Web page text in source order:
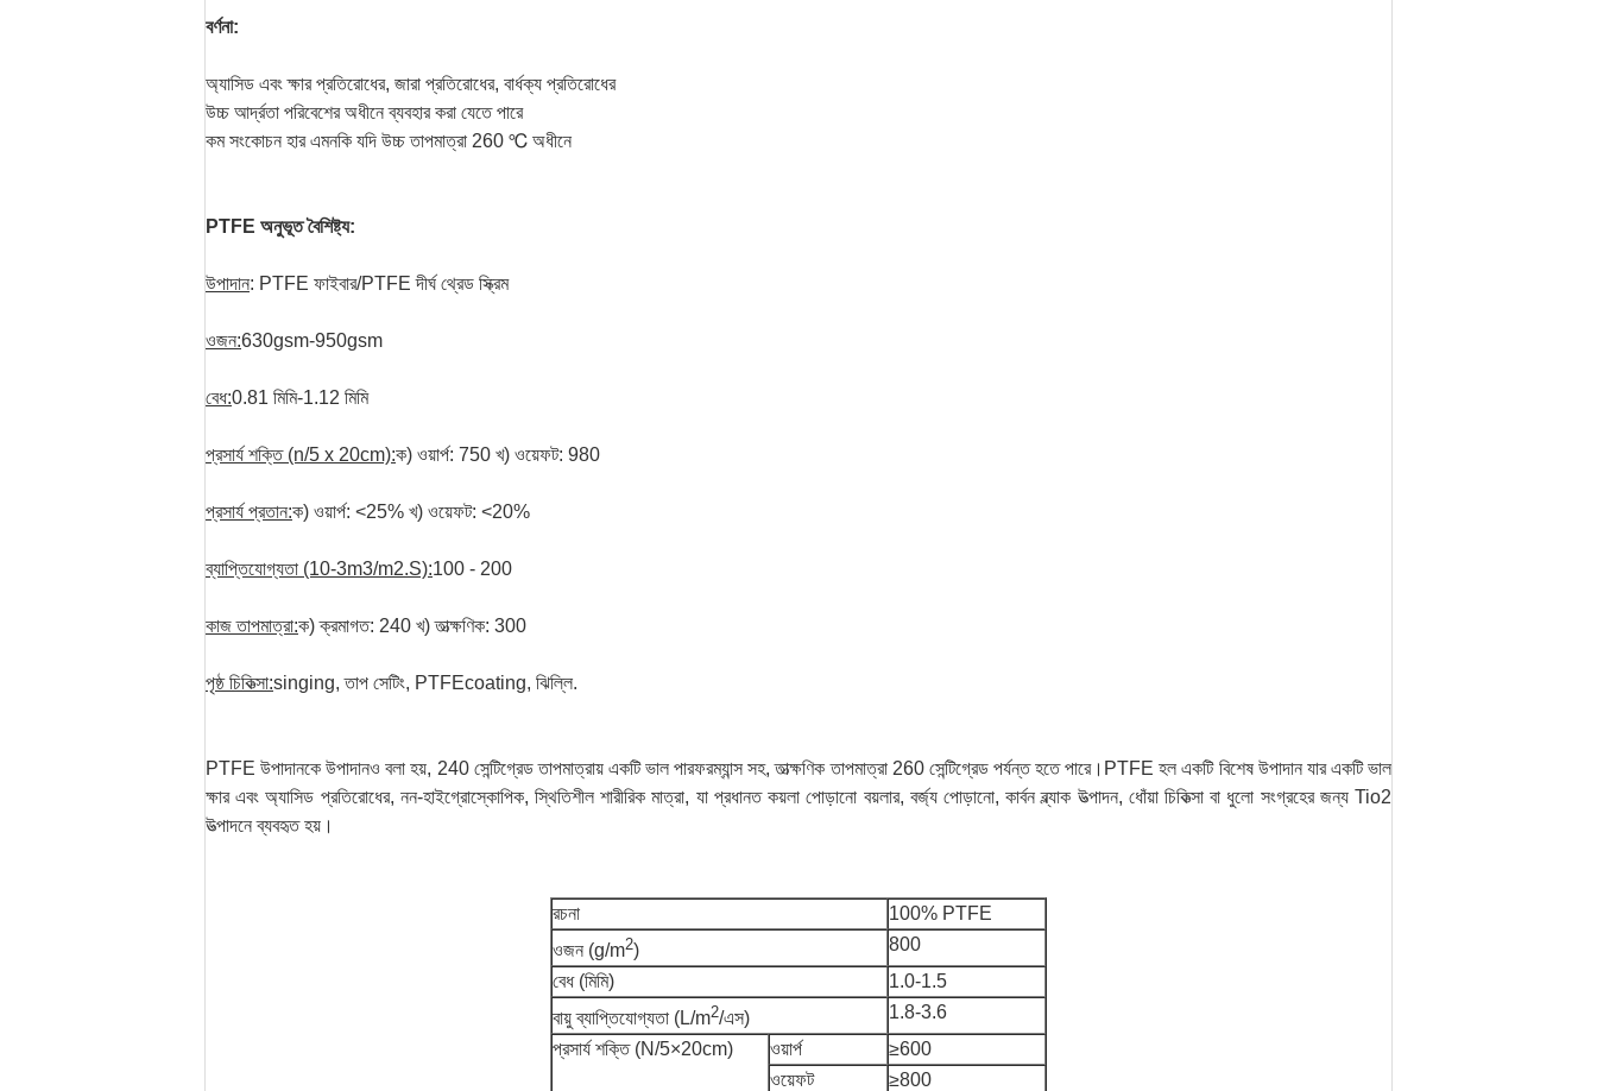
বর্ণনা:
অ্যাসিড এবং ক্ষার প্রতিরোধের, জারা প্রতিরোধের, বার্ধক্য প্রতিরোধের
উচ্চ আর্দ্রতা পরিবেশের অধীনে ব্যবহার করা যেতে পারে
কম সংকোচন হার এমনকি যদি উচ্চ তাপমাত্রা 260 ℃ অধীনে
PTFE অনুভূত বৈশিষ্ট্য:
উপাদান: PTFE ফাইবার/PTFE দীর্ঘ থ্রেড স্ক্রিম
ওজন:630gsm-950gsm
বেধ:0.81 মিমি-1.12 মিমি
প্রসার্য শক্তি (n/5 x 20cm):ক) ওয়ার্প: 750 খ) ওয়েফট: 980
প্রসার্য প্রতান:ক) ওয়ার্প: <25% খ) ওয়েফট: <20%
ব্যাপ্তিযোগ্যতা (10-3m3/m2.S):100 - 200
কাজ তাপমাত্রা:ক) ক্রমাগত: 240 খ) তাত্ক্ষণিক: 300
পৃষ্ঠ চিকিত্সা:singing, তাপ সেটিং, PTFEcoating, ঝিল্লি.
PTFE উপাদানকে উপাদানও বলা হয়, 240 সেন্টিগ্রেড তাপমাত্রায় একটি ভাল পারফরম্যান্স সহ, তাত্ক্ষণিক তাপমাত্রা 260 সেন্টিগ্রেড পর্যন্ত হতে পারে।PTFE হল একটি বিশেষ উপাদান যার একটি ভাল
ক্ষার এবং অ্যাসিড প্রতিরোধের, নন-হাইগ্রোস্কোপিক, স্থিতিশীল শারীরিক মাত্রা, যা প্রধানত কয়লা পোড়ানো বয়লার, বর্জ্য পোড়ানো, কার্বন ব্ল্যাক উত্পাদন, ধোঁয়া চিকিত্সা বা ধুলো সংগ্রহের জন্য Tio2
উত্পাদনে ব্যবহৃত হয়।
রচনা
100% PTFE
ওজন (g/m2)
800
বেধ (মিমি)
1.0-1.5
বায়ু ব্যাপ্তিযোগ্যতা (L/m2/এস)
1.8-3.6
প্রসার্য শক্তি (N/5×20cm)
ওয়ার্প
≥600
ওয়েফট
≥800